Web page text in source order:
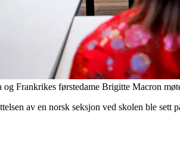
og Frankrikes førstedame Brigitte Macron
av en norsk seksjon ved skolen ble